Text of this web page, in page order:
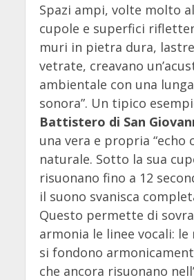
Spazi ampi, volte molto
cupole e superfici
muri in pietra dura,
vetrate, creavano
ambientale con una lunga
sonora”. Un tipico
Battistero di San
una vera e propria “echo
naturale. Sotto la sua
risuonano fino a 12
il suono svanisca
Questo permette di
armonia le linee vocali: le
si fondono
che ancora risuonano